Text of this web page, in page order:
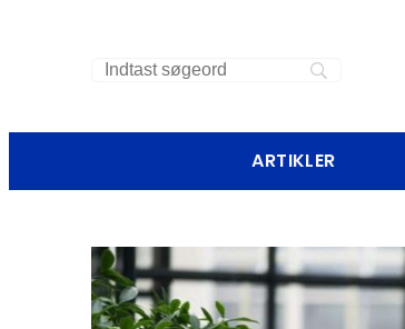
ARTIKLER